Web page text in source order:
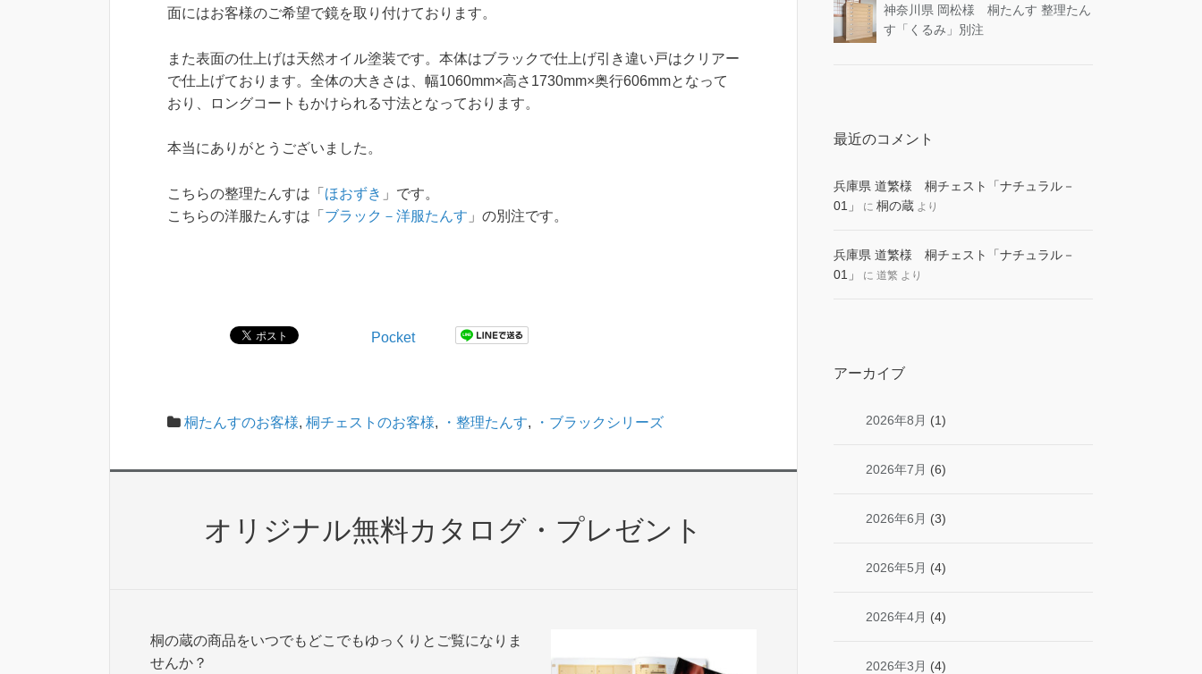
面にはお客様のご希望で鏡を取り付けております。
また表面の仕上げは天然オイル塗装です。本体はブラックで仕上げ引き違い戸はクリアー
で仕上げております。全体の大きさは、幅1060mm×高さ1730mm×奥行606mmとなって
おり、ロングコートもかけられる寸法となっております。
本当にありがとうございました。
こちらの整理たんすは「 ほおずき 」です。
こちらの洋服たんすは「 ブラック－洋服たんす 」の別注です。
Pocket
桐たんすのお客様, 桐チェストのお客様, ・整理たんす, ・ブラックシリーズ
オリジナル無料カタログ・プレゼント
桐の蔵の商品をいつでもどこでもゆっくりとご覧になりま
せんか？
神奈川県 岡松様 桐たんす 整理たん
す「くるみ」別注
最近のコメント
兵庫県 道繁様 桐チェスト「ナチュラル－
01」
に 桐の蔵 より
兵庫県 道繁様 桐チェスト「ナチュラル－
01」
に 道繁 より
アーカイブ
2026年8月 (1)
2026年7月 (6)
2026年6月 (3)
2026年5月 (4)
2026年4月 (4)
2026年3月 (4)